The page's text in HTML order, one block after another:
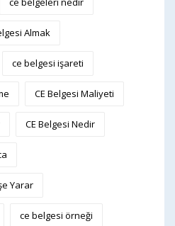
Almak
ce belgesi işareti
CE Belgesi Maliyeti
CE Belgesi Nedir
Yarar
ce belgesi örneği